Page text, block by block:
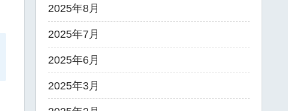
2025年8月
2025年7月
2025年6月
2025年3月